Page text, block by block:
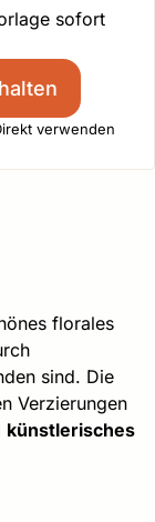
sofort
verwenden
florales
sind. Die
Verzierungen
künstlerisches